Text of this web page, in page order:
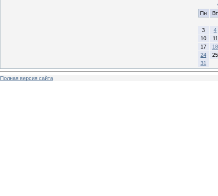
Пн
Вт
3
4
10
11
17
18
24
25
31
Полная версия сайта